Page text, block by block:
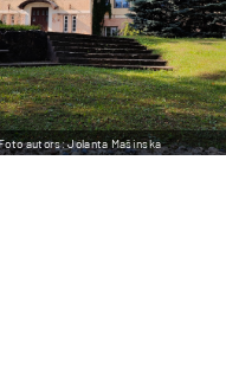
autors: Jolanta Mašinska